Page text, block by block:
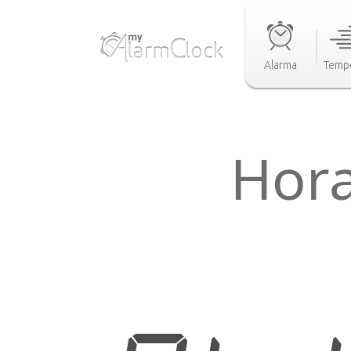
Alarma